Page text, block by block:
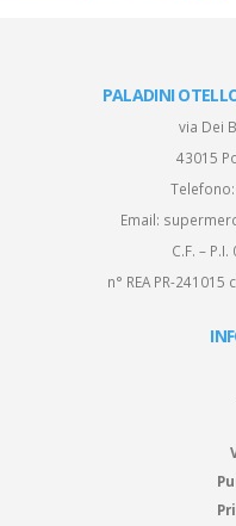
PALADINI
via Dei
43015
Telefono:
Email:
C.F. –
n° REA PR-